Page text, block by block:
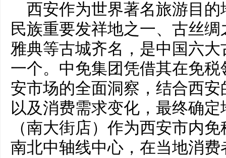
西安作为世界著名旅游目
民族重要发祥地之一、古丝
雅典等古城齐名，是中国六
一个。中免集团凭借其在免
安市场的全面洞察，结合西
以及消费需求变化，最终确
（南大街店）作为西安市内
南北中轴线中心，在当地消